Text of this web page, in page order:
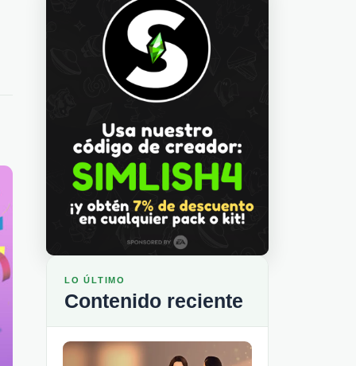
LO ÚLTIMO
Contenido reciente